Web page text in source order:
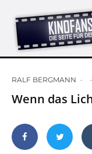
RALF BERGMANN · ·
Wenn das